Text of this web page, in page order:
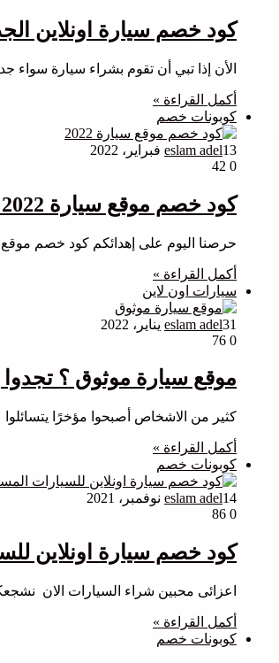
كود خصم سيارة اونلاين
الأن إذا تبي أن تقوم بشراء سيارة
أكمل القراءة »
كوبونات خصم
eslam adel13 فبراير، 2022
0
كود خصم موقع سيارة 2022 وكذلك خطوات تطبيقه
حرصنا اليوم على إهدائكم كود خصم موقع سيارة 2022 فى حالة كنتم ترغبوا فى شراء اى سيارة
أكمل القراءة »
سيارات اون لاين
eslam adel31 يناير، 2022
0
موقع سيارة موثوق ؟ تجدوا
كثير من الاشخاص أصبحوا مؤخرًا
أكمل القراءة »
كوبونات خصم
eslam adel14 نوفمبر، 2021
0
كود خصم سيارة اونلاين
اعزائى محبين شراء السيارات الان
أكمل القراءة »
كوبونات خصم